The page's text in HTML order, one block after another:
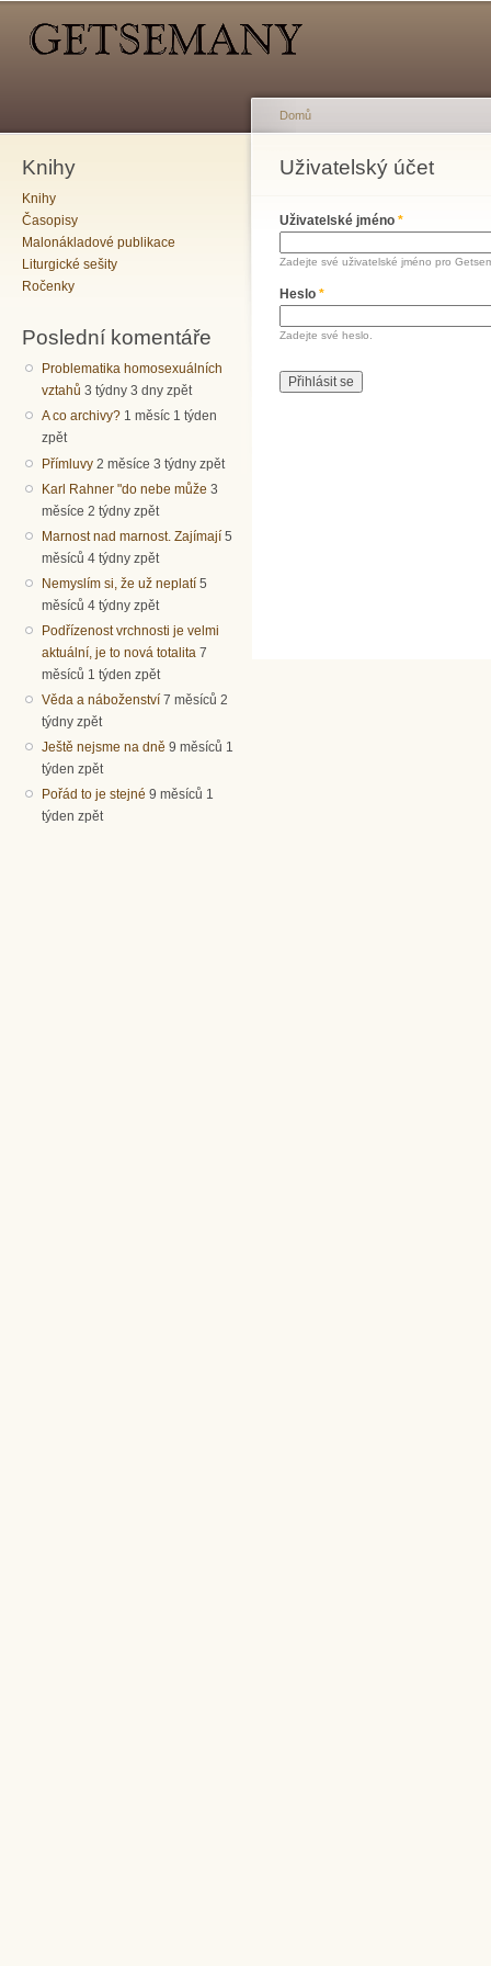
Knihy
Knihy
Časopisy
Malonákladové publikace
Liturgické sešity
Ročenky
Poslední komentáře
Problematika homosexuálních
vztahů 3 týdny 3 dny zpět
A co archivy? 1 měsíc 1 týden
zpět
Přímluvy 2 měsíce 3 týdny zpět
Karl Rahner "do nebe může 3
měsíce 2 týdny zpět
Marnost nad marnost. Zajímají 5
měsíců 4 týdny zpět
Nemyslím si, že už neplatí 5
měsíců 4 týdny zpět
Podřízenost vrchnosti je velmi
aktuální, je to nová totalita 7
měsíců 1 týden zpět
Věda a náboženství 7 měsíců 2
týdny zpět
Ještě nejsme na dně 9 měsíců 1
týden zpět
Pořád to je stejné 9 měsíců 1
týden zpět
Jste zde
Domů
Uživatelský účet
Hlavní záložky
Uživatelské jméno *
Zadejte své uživatelské jméno pro
Heslo *
Zadejte své heslo.